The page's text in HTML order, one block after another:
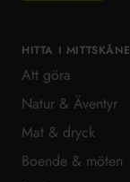
HITTA I MITTSKÅNE
Att göra
Natur & Äventyr
Mat & dryck
Boende & möten